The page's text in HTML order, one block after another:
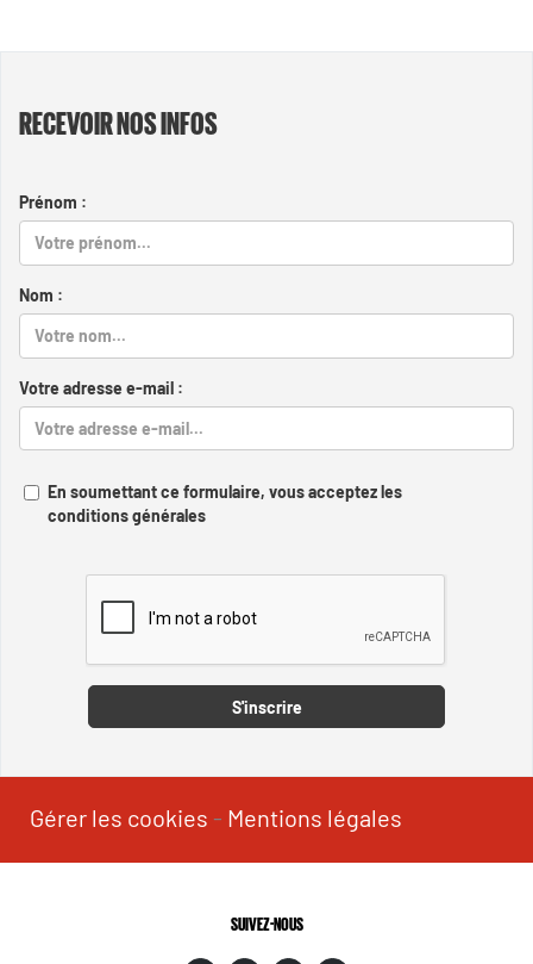
RECEVOIR NOS INFOS
Prénom :
Nom :
Votre adresse e-mail :
En soumettant ce formulaire, vous acceptez les
conditions générales
S'inscrire
Gérer les cookies - Mentions légales
SUIVEZ-NOUS